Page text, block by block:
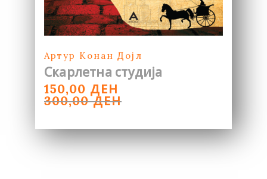
Артур Конан Дојл
Скарлетна студија
300,00ДЕН
ORIGINAL
PRICE
WAS:
150,00 ДЕН
CURRENT
PRICE